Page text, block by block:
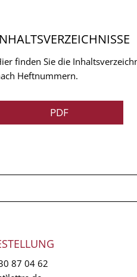
finden Sie die
Heftnummern.
PDF
87 04 62